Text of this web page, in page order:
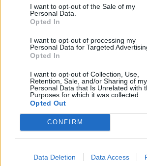
I want to opt-out of the Sale of my
Personal Data.
Opted In
I want to opt-out of processing my
Personal Data for Targeted
Opted In
I want to opt-out of Collection, Use,
Retention, Sale, and/or Sharing of my
Personal Data that Is Unrelated with
Purposes for which it was collected.
Opted Out
CONFIRM
Data Deletion Data Access
07.08.2026 / 15:30
Астронавти на NASA